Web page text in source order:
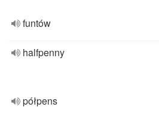
funtów
halfpenny
półpens